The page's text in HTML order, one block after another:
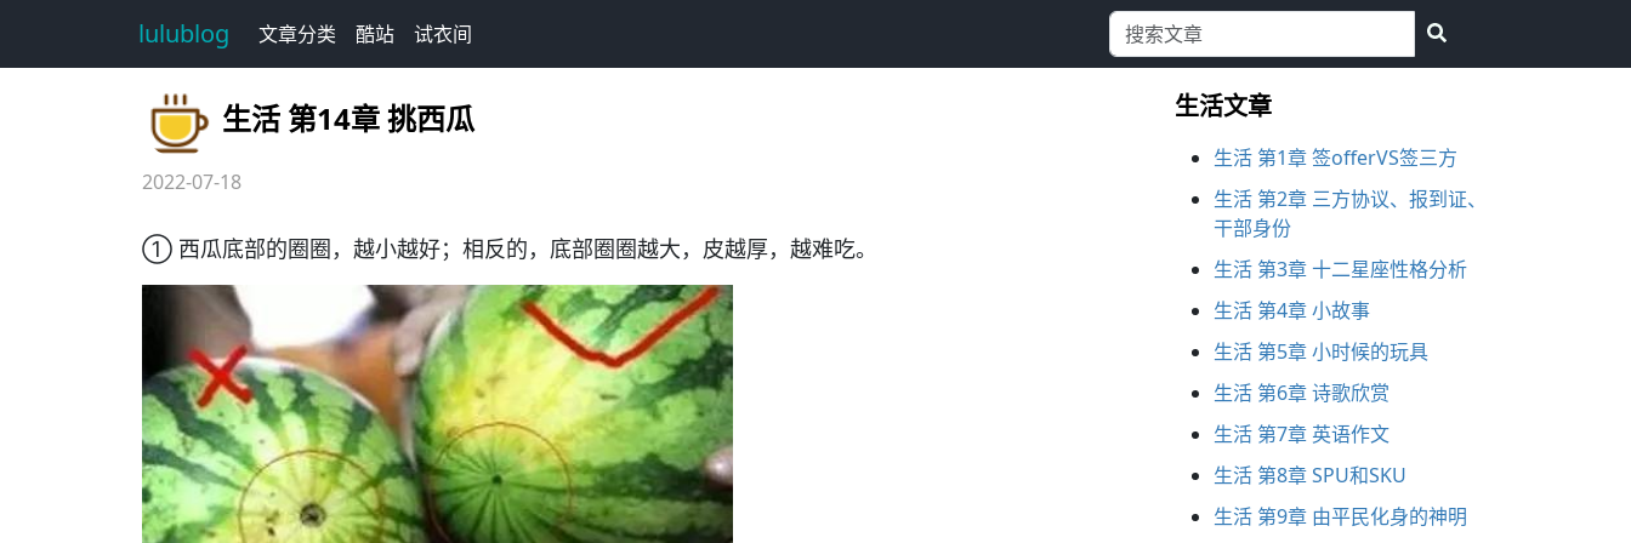
lulublog 文章分类 酷站 试衣间
生活 第14章 挑西瓜
2022-07-18
① 西瓜底部的圈圈，越小越好；相反的，底部圈圈越大，皮越厚，越难吃。
生活文章
生活 第1章 签offerVS签三方
生活 第2章 三方协议、报到证、
干部身份
生活 第3章 十二星座性格分析
生活 第4章 小故事
生活 第5章 小时候的玩具
生活 第6章 诗歌欣赏
生活 第7章 英语作文
生活 第8章 SPU和SKU
生活 第9章 由平民化身的神明